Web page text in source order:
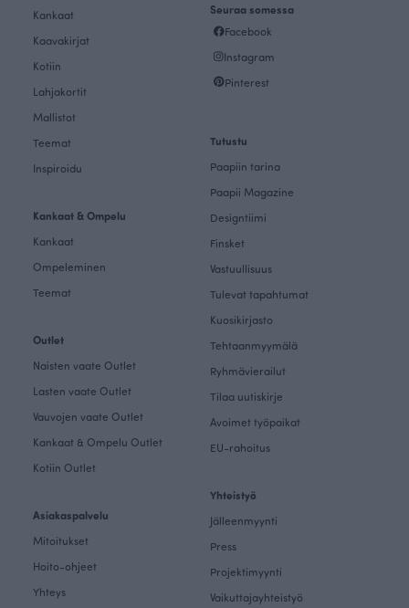
Kankaat
Kaavakirjat
Kotiin
Lahjakortit
Mallistot
Teemat
Inspiroidu
Kankaat & Ompelu
Kankaat
Ompeleminen
Teemat
Outlet
Naisten vaate Outlet
Lasten vaate Outlet
Vauvojen vaate Outlet
Kankaat & Ompelu Outlet
Kotiin Outlet
Asiakaspalvelu
Mitoitukset
Hoito-ohjeet
Yhteys
Seuraa somessa
Facebook
Instagram
Pinterest
Tutustu
Paapiin tarina
Paapii Magazine
Designtiimi
Finsket
Vastuullisuus
Tulevat tapahtumat
Kuosikirjasto
Tehtaanmyymälä
Ryhmävierailut
Tilaa uutiskirje
Avoimet työpaikat
EU-rahoitus
Yhteistyö
Jälleenmyynti
Press
Projektimyynti
Vaikuttajayhteistyö